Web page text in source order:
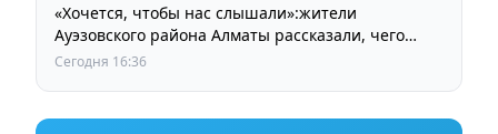
«Хочется, чтобы нас слышали»:жители
Ауэзовского района Алматы рассказали, чего
ждут от выборов депутатов Курултая
Сегодня 16:36